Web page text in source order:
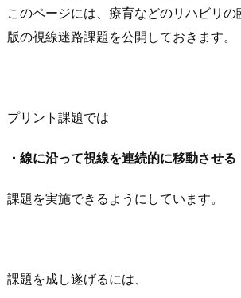
このページには、療育などのリハビリの
版の視線迷路課題を公開しておきます。
プリント課題では
・線に沿って視線を連続的に移動させる
課題を実施できるようにしています。
課題を成し遂げるには、